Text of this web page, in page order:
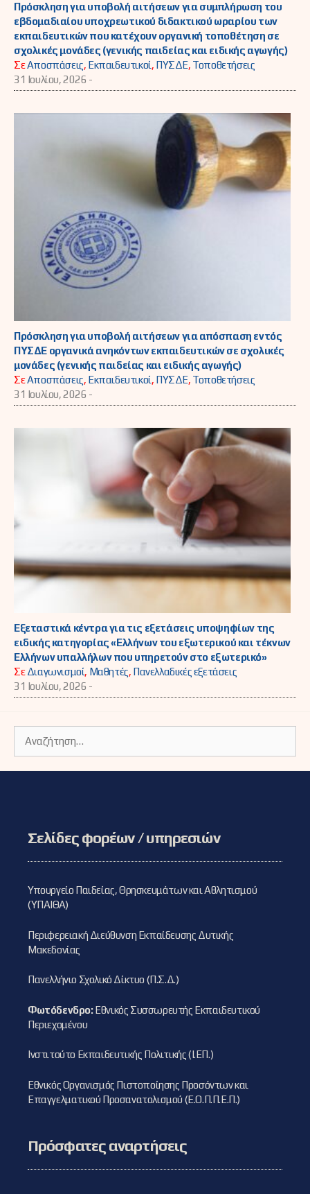
Πρόσκληση για υποβολή αιτήσεων για συμπλήρωση του
εβδομαδιαίου υποχρεωτικού διδακτικού ωραρίου των
εκπαιδευτικών που κατέχουν οργανική τοποθέτηση σε
σχολικές μονάδες (γενικής παιδείας και ειδικής αγωγής)
ΣεΑποσπάσεις, Εκπαιδευτικοί, ΠΥΣΔΕ, Τοποθετήσεις
31 Ιουλίου, 2026 -
Πρόσκληση για υποβολή αιτήσεων για απόσπαση εντός
ΠΥΣΔΕ οργανικά ανηκόντων εκπαιδευτικών σε σχολικές
μονάδες (γενικής παιδείας και ειδικής αγωγής)
ΣεΑποσπάσεις, Εκπαιδευτικοί, ΠΥΣΔΕ, Τοποθετήσεις
31 Ιουλίου, 2026 -
Εξεταστικά κέντρα για τις εξετάσεις υποψηφίων της
ειδικής κατηγορίας «Ελλήνων του εξωτερικού και τέκνων
Ελλήνων υπαλλήλων που υπηρετούν στο εξωτερικό»
ΣεΔιαγωνισμοί, Μαθητές, Πανελλαδικές εξετάσεις
31 Ιουλίου, 2026 -
για:
Σελίδες φορέων / υπηρεσιών
Υπουργείο Παιδείας, Θρησκευμάτων και Αθλητισμού
(ΥΠΑΙΘΑ)
Περιφερειακή Διεύθυνση Εκπαίδευσης Δυτικής
Μακεδονίας
Πανελλήνιο Σχολικό Δίκτυο (Π.Σ.Δ.)
Φωτόδενδρο:Εθνικός Συσσωρευτής Εκπαιδευτικού
Περιεχομένου
Ινστιτούτο Εκπαιδευτικής Πολιτικής (Ι.ΕΠ.)
Εθνικός Οργανισμός Πιστοποίησης Προσόντων και
Επαγγελματικού Προσανατολισμού (Ε.Ο.Π.Π.Ε.Π.)
Πρόσφατες αναρτήσεις